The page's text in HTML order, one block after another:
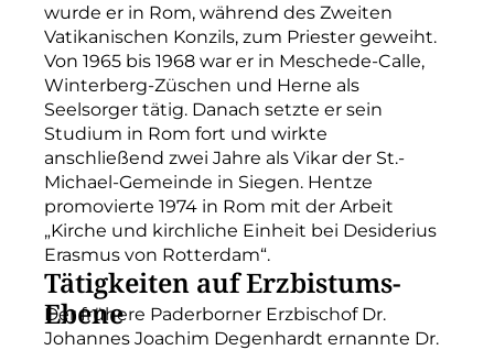
wurde er in Rom, während des Zweiten
Vatikanischen Konzils, zum Priester geweiht.
Von 1965 bis 1968 war er in Meschede-Calle,
Winterberg-Züschen und Herne als
Seelsorger tätig. Danach setzte er sein
Studium in Rom fort und wirkte
anschließend zwei Jahre als Vikar der St.-
Michael-Gemeinde in Siegen. Hentze
promovierte 1974 in Rom mit der Arbeit
„Kirche und kirchliche Einheit bei Desiderius
Erasmus von Rotterdam“.
Tätigkeiten auf Erzbistums-
Ebene
Der frühere Paderborner Erzbischof Dr.
Johannes Joachim Degenhardt ernannte Dr.